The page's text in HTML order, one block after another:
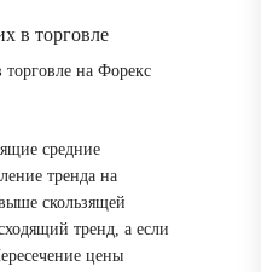
в торговле
на Форекс
средние
тренда на
скользящей
тренд, а если
цены